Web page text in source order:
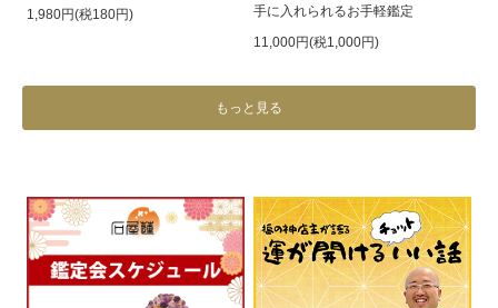
1,980円(税180円)
手に入れられるお手軽鑑定
11,000円(税1,000円)
もっと見る